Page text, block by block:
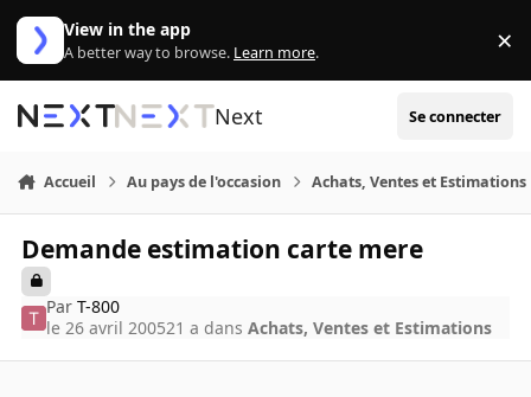
Aller au contenu
View in the app
A better way to browse. Learn more. ×
Next Se connecter
Accueil Au pays de l'occasion Achats, Ventes et Estimations
Demande estimation carte mere
ParT-800
le 26 avril 200521 a dansAchats, Ventes et Estimations